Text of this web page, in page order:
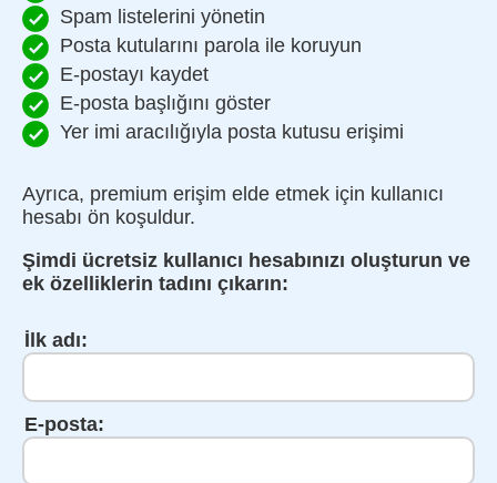
Spam listelerini yönetin
Posta kutularını parola ile koruyun
E-postayı kaydet
E-posta başlığını göster
Yer imi aracılığıyla posta kutusu erişimi
Ayrıca, premium erişim elde etmek için kullanıcı
hesabı ön koşuldur.
Şimdi ücretsiz kullanıcı hesabınızı oluşturun ve
ek özelliklerin tadını çıkarın:
İlk adı:
E-posta: